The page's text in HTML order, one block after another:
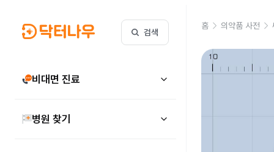
검색
비대면 진료
병원 찾기
홈 의약품 사전